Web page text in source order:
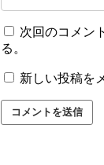
次回のコメン
る。
新しい投稿を